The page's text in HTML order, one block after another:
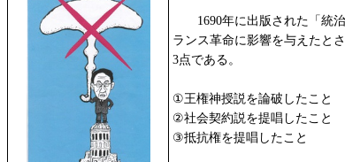
1690年に出版された「統治
ランス革命に影響を与えたと
3点である。
①王権神授説を論破したこと
②社会契約説を提唱したこと
③抵抗権を提唱したこと